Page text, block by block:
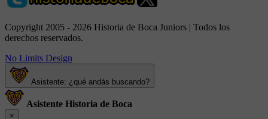
Copyright 2005 - 2026 Historia de Boca Juniors | Todos los
derechos reservados.
No Limits Design
Asistente: ¿qué andás buscando?
Asistente Historia de Boca
×